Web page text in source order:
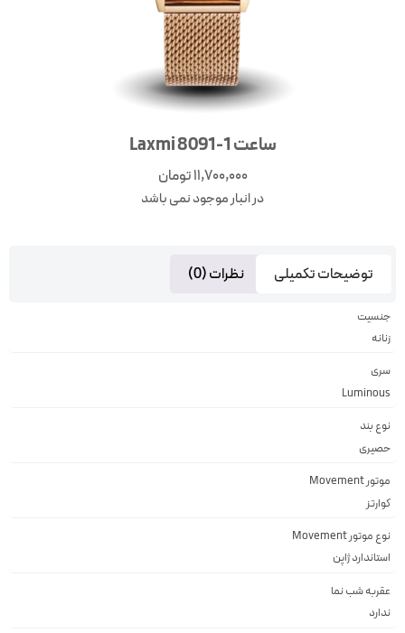
ساعت Laxmi 8091-1
11,700,000تومان
در انبار موجود نمی باشد
توضیحات تکمیلی نظرات (0)
جنسیت
زنانه
سری
Luminous
نوع بند
حصیری
موتور Movement
کوارتز
نوع موتور Movement
استاندارد ژاپن
عقربه شب نما
ندارد